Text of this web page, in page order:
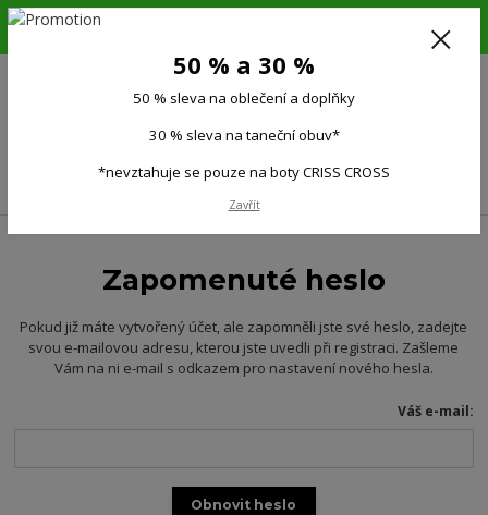
6.-16.8.26. DOVOLENÁ !!! 50 % SLEVA na všechno oblečení a doplňky !!!
(Po-Pá 9:00-15.00)
Zapomenuté heslo
Pokud již máte vytvořený účet, ale zapomněli jste své heslo, zadejte
svou e-mailovou adresu, kterou jste uvedli při registraci. Zašleme
Vám na ni e-mail s odkazem pro nastavení nového hesla.
Váš e-mail:
Obnovit heslo
50 % a 30 %
50 % sleva na oblečení a doplňky
30 % sleva na taneční obuv*
*nevztahuje se pouze na boty CRISS CROSS
Zavřít